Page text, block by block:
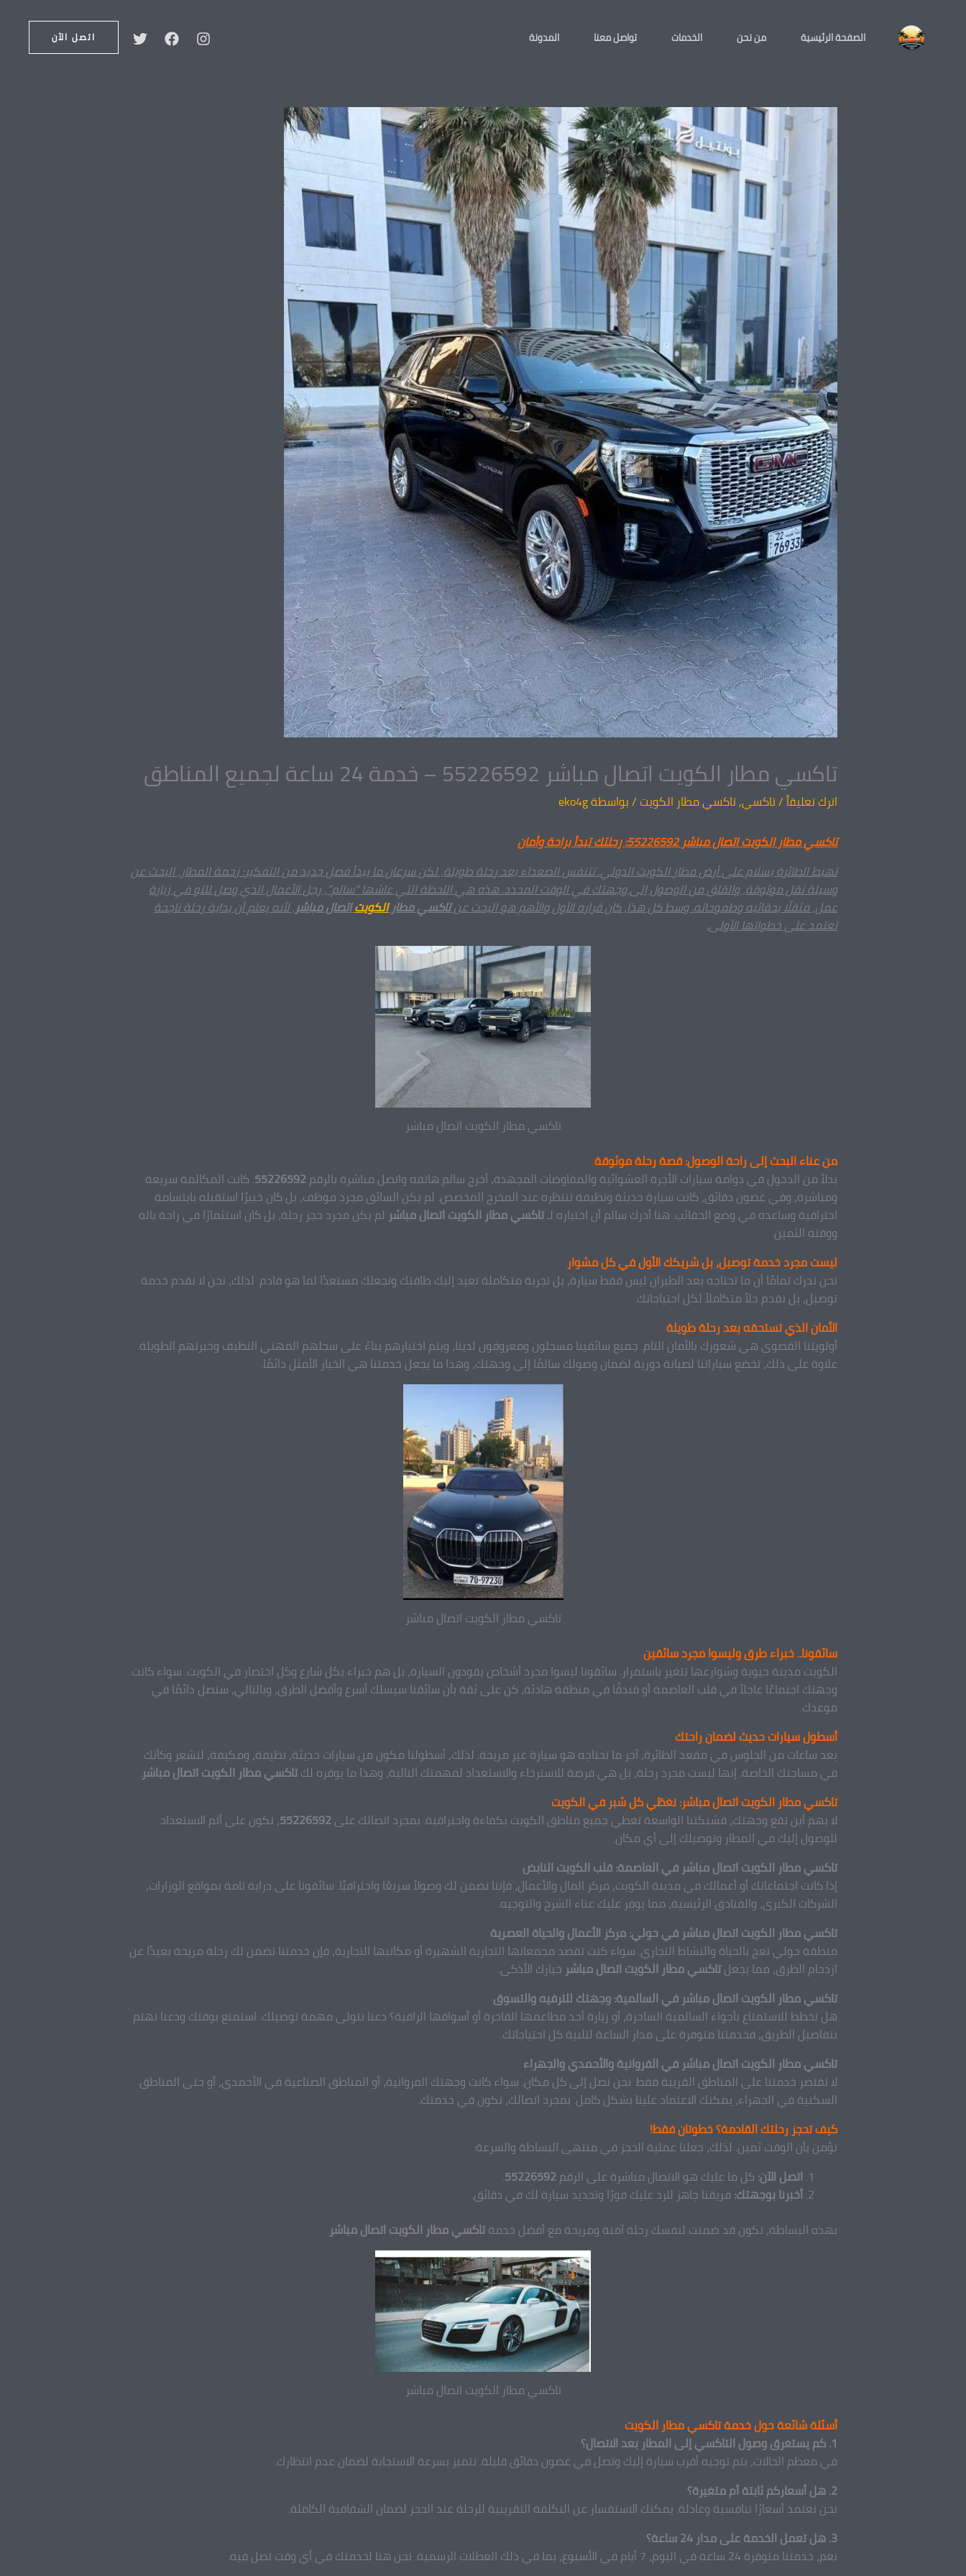
الصفحة الرئيسية من نحن الخدمات تواصل معنا المدونة اتصل الآن
تاكسي مطار الكويت اتصال مباشر 55226592 – خدمة 24 ساعة لجميع المناطق
اترك تعليقاً/تاكسي,تاكسي مطار الكويت / بواسطةeko4g
تاكسي مطار الكويت اتصال مباشر 55226592: رحلتك تبدأ براحة وأمان
تهبط الطائرة بسلام على أرض مطار الكويت الدولي. تتنفس الصعداء بعد رحلة طويلة، لكن سرعان ما يبدأ فصل جديد من التفكير: زحمة المطار، البحث عن
وسيلة نقل موثوقة، والقلق من الوصول إلى وجهتك في الوقت المحدد. هذه هي اللحظة التي عاشها “سالم”، رجل الأعمال الذي وصل للتو في زيارة
عمل، مثقلًا بحقائبه وطموحاته. وسط كل هذا، كان قراره الأول والأهم هو البحث عنتاكسي مطارالكويتاتصال مباشر، لأنه يعلم أن بداية رحلة ناجحة
تعتمد على خطواتها الأولى.
تاكسي مطار الكويت اتصال مباشر
من عناء البحث إلى راحة الوصول: قصة رحلة موثوقة
بدلاً من الدخول في دوامة سيارات الأجرة العشوائية والمفاوضات المجهدة، أخرج سالم هاتفه واتصل مباشرة بالرقم55226592. كانت المكالمة سريعة
ومباشرة، وفي غضون دقائق، كانت سيارة حديثة ونظيفة تنتظره عند المخرج المخصص. لم يكن السائق مجرد موظف، بل كان خبيرًا استقبله بابتسامة
احترافية وساعده في وضع الحقائب. هنا أدرك سالم أن اختياره لـتاكسي مطار الكويت اتصال مباشر لم يكن مجرد حجز رحلة، بل كان استثمارًا في راحة باله
ووقته الثمين.
ليست مجرد خدمة توصيل، بل شريكك الأول في كل مشوار
نحن ندرك تمامًا أن ما تحتاجه بعد الطيران ليس فقط سيارة، بل تجربة متكاملة تعيد إليك طاقتك وتجعلك مستعدًا لما هو قادم. لذلك، نحن لا نقدم خدمة
توصيل، بل نقدم حلاً متكاملاً لكل احتياجاتك.
الأمان الذي تستحقه بعد رحلة طويلة
أولويتنا القصوى هي شعورك بالأمان التام. جميع سائقينا مسجلون ومعروفون لدينا، ويتم اختيارهم بناءً على سجلهم المهني النظيف وخبرتهم الطويلة.
علاوة على ذلك، تخضع سياراتنا لصيانة دورية لضمان وصولك سالمًا إلى وجهتك، وهذا ما يجعل خدمتنا هي الخيار الأمثل دائمًا.
تاكسي مطار الكويت اتصال مباشر
سائقونا.. خبراء طرق وليسوا مجرد سائقين
الكويت مدينة حيوية وشوارعها تتغير باستمرار. سائقونا ليسوا مجرد أشخاص يقودون السيارة، بل هم خبراء بكل شارع وكل اختصار في الكويت. سواء كانت
وجهتك اجتماعًا عاجلاً في قلب العاصمة أو فندقًا في منطقة هادئة، كن على ثقة بأن سائقنا سيسلك أسرع وأفضل الطرق، وبالتالي، ستصل دائمًا في
موعدك.
أسطول سيارات حديث لضمان راحتك
بعد ساعات من الجلوس في مقعد الطائرة، آخر ما تحتاجه هو سيارة غير مريحة. لذلك، أسطولنا مكون من سيارات حديثة، نظيفة، ومكيفة، لتشعر وكأنك
في مساحتك الخاصة. إنها ليست مجرد رحلة، بل هي فرصة للاسترخاء والاستعداد لمهمتك التالية، وهذا ما يوفره لكتاكسي مطار الكويت اتصال مباشر.
تاكسي مطار الكويت اتصال مباشر: نغطّي كل شبر في الكويت
لا يهم أين تقع وجهتك، فشبكتنا الواسعة تغطي جميع مناطق الكويت بكفاءة واحترافية. بمجرد اتصالك على55226592، نكون على أتم الاستعداد
للوصول إليك في المطار وتوصيلك إلى أي مكان.
تاكسي مطار الكويت اتصال مباشر في العاصمة: قلب الكويت النابض
إذا كانت اجتماعاتك أو أعمالك في مدينة الكويت، مركز المال والأعمال، فإننا نضمن لك وصولاً سريعًا واحترافيًا. سائقونا على دراية تامة بمواقع الوزارات،
الشركات الكبرى، والفنادق الرئيسية، مما يوفر عليك عناء الشرح والتوجيه.
تاكسي مطار الكويت اتصال مباشر في حولي: مركز الأعمال والحياة العصرية
منطقة حولي تعج بالحياة والنشاط التجاري. سواء كنت تقصد مجمعاتها التجارية الشهيرة أو مكاتبها التجارية، فإن خدمتنا تضمن لك رحلة مريحة بعيدًا عن
ازدحام الطرق، مما يجعلتاكسي مطار الكويت اتصال مباشر خيارك الأذكى.
تاكسي مطار الكويت اتصال مباشر في السالمية: وجهتك للترفيه والتسوق
هل تخطط للاستمتاع بأجواء السالمية الساحرة، أو زيارة أحد مطاعمها الفاخرة أو أسواقها الراقية؟ دعنا نتولى مهمة توصيلك. استمتع بوقتك ودعنا نهتم
بتفاصيل الطريق، فخدمتنا متوفرة على مدار الساعة لتلبية كل احتياجاتك.
تاكسي مطار الكويت اتصال مباشر في الفروانية والأحمدي والجهراء
لا تقتصر خدمتنا على المناطق القريبة فقط. نحن نصل إلى كل مكان. سواء كانت وجهتك الفروانية، أو المناطق الصناعية في الأحمدي، أو حتى المناطق
السكنية في الجهراء، يمكنك الاعتماد علينا بشكل كامل. بمجرد اتصالك، نكون في خدمتك.
كيف تحجز رحلتك القادمة؟ خطوتان فقط!
نؤمن بأن الوقت ثمين. لذلك، جعلنا عملية الحجز في منتهى البساطة والسرعة:
اتصل الآن: كل ما عليك هو الاتصال مباشرة على الرقم55226592
.
أخبرنا بوجهتك: فريقنا جاهز للرد عليك فورًا وتحديد سيارة لك في دقائق.
بهذه البساطة، تكون قد ضمنت لنفسك رحلة آمنة ومريحة مع أفضل خدمةتاكسي مطار الكويت اتصال مباشر.
تاكسي مطار الكويت اتصال مباشر
أسئلة شائعة حول خدمة تاكسي مطار الكويت
1. كم يستغرق وصول التاكسي إلى المطار بعد الاتصال؟
في معظم الحالات، يتم توجيه أقرب سيارة إليك وتصل في غضون دقائق قليلة. نتميز بسرعة الاستجابة لضمان عدم انتظارك.
2. هل أسعاركم ثابتة أم متغيرة؟
نحن نعتمد أسعارًا تنافسية وعادلة. يمكنك الاستفسار عن التكلفة التقريبية للرحلة عند الحجز لضمان الشفافية الكاملة.
3. هل تعمل الخدمة على مدار 24 ساعة؟
نعم، خدمتنا متوفرة 24 ساعة في اليوم، 7 أيام في الأسبوع، بما في ذلك العطلات الرسمية. نحن هنا لخدمتك في أي وقت تصل فيه.